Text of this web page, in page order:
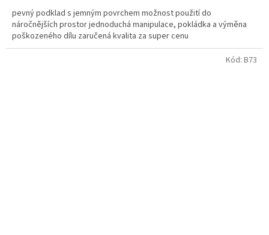
pevný podklad s jemným povrchem možnost použití do
náročnějších prostor jednoduchá manipulace, pokládka a výměna
poškozeného dílu zaručená kvalita za super cenu
Kód: B73